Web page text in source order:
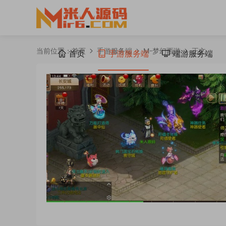
首页 手游服务端 端游服务端
当前位置：首页 手游服务端 M-梦幻西游 正文